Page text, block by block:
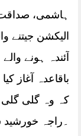
ہاشمی،
الیکشن جیتنے
آئندہ ہونے
باقاعدہ آغاز
کہ وہ گلی
۔راجہ خورشید